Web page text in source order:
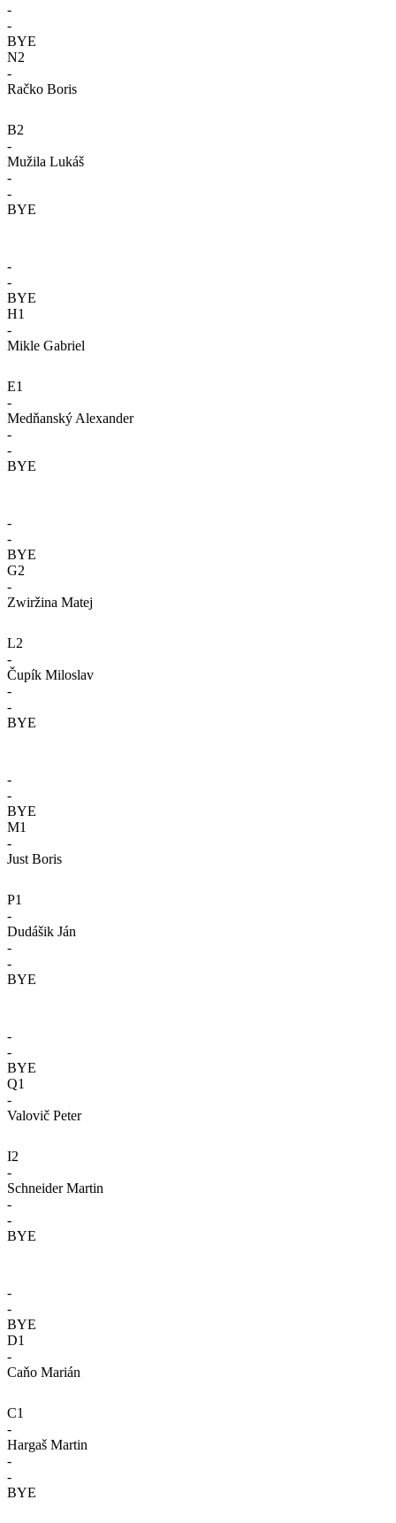
-
-
BYE
N2
-
Račko Boris
B2
-
Mužila Lukáš
-
-
BYE
-
-
BYE
H1
-
Mikle Gabriel
E1
-
Medňanský Alexander
-
-
BYE
-
-
BYE
G2
-
Zwiržina Matej
L2
-
Čupík Miloslav
-
-
BYE
-
-
BYE
M1
-
Just Boris
P1
-
Dudášik Ján
-
-
BYE
-
-
BYE
Q1
-
Valovič Peter
I2
-
Schneider Martin
-
-
BYE
-
-
BYE
D1
-
Caňo Marián
C1
-
Hargaš Martin
-
-
BYE